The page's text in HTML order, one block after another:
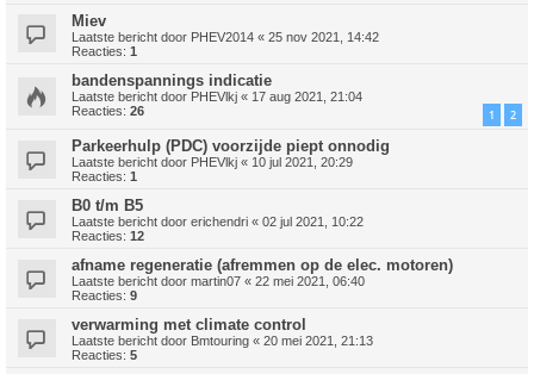
Miev
Laatste bericht door PHEV2014 « 25 nov 2021, 14:42
Reacties: 1
bandenspannings indicatie
Laatste bericht door PHEVlkj « 17 aug 2021, 21:04
Reacties: 26 1 2
Parkeerhulp (PDC) voorzijde piept onnodig
Laatste bericht door PHEVlkj « 10 jul 2021, 20:29
Reacties: 1
B0 t/m B5
Laatste bericht door erichendri « 02 jul 2021, 10:22
Reacties: 12
afname regeneratie (afremmen op de elec. motoren)
Laatste bericht door martin07 « 22 mei 2021, 06:40
Reacties: 9
verwarming met climate control
Laatste bericht door Bmtouring « 20 mei 2021, 21:13
Reacties: 5